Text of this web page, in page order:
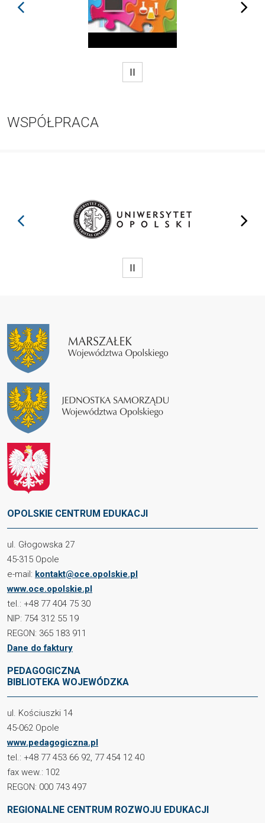
prev next
WSTRZYMAJ
WSPÓŁPRACA
prev next
WSTRZYMAJ
OPOLSKIE CENTRUM EDUKACJI
ul. Głogowska 27
45-315 Opole
e-mail: kontakt@oce.opolskie.pl
www.oce.opolskie.pl
tel.: +48 77 404 75 30
NIP: 754 312 55 19
REGON: 365 183 911
Dane do faktury
PEDAGOGICZNA
BIBLIOTEKA WOJEWÓDZKA
ul. Kościuszki 14
45-062 Opole
www.pedagogiczna.pl
tel.: +48 77 453 66 92, 77 454 12 40
fax wew.: 102
REGON: 000 743 497
REGIONALNE CENTRUM ROZWOJU EDUKACJI